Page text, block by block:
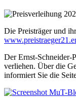
Die Preisträger und
Der Ernst-Schneider-
verliehen. Über die
informiert Sie die